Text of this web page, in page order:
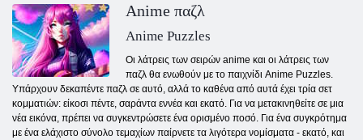
Anime παζλ
Anime Puzzles
Οι λάτρεις των σειρών anime και οι λάτρεις των
παζλ θα ενωθούν με το παιχνίδι Anime Puzzles.
Υπάρχουν δεκαπέντε παζλ σε αυτό, αλλά το καθένα από αυτά έχει τρία σετ
κομματιών: είκοσι πέντε, σαράντα εννέα και εκατό. Για να μετακινηθείτε σε μια
νέα εικόνα, πρέπει να συγκεντρώσετε ένα ορισμένο ποσό. Για ένα συγκρότημα
με ένα ελάχιστο σύνολο τεμαχίων παίρνετε τα λιγότερα νομίσματα - εκατό, και